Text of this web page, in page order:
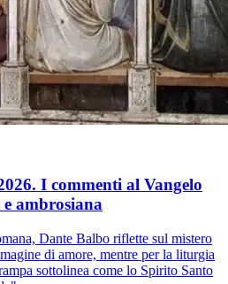
I commenti al Vangelo
ambrosiana
Dante Balbo riflette sul mistero
di amore, mentre per la liturgia
sottolinea come lo Spirito Santo